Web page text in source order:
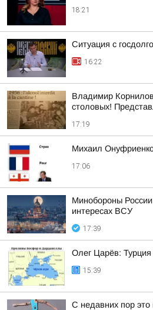
18:21
Ситуация с
16:22
Владимир
столовых!
17:19
Михаил
17:06
Минобороны
интересах ВСУ
17:39
Олег Царёв:
15:39
С недавних пор